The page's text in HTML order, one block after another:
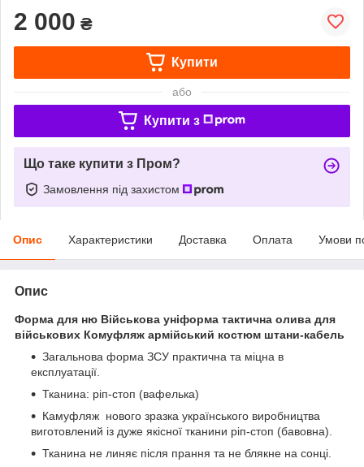
2 000 ₴
Купити
або
Купити з
Що таке купити з Пром?
Замовлення під захистом
Опис Характеристики Доставка Оплата Умови
Опис
Форма для ню Військова уніформа тактична олива для
військових Комуфляж армійський костюм штани-кабель
Загальнова форма ЗСУ практична та міцна в
експлуатації.
Тканина: ріп-стоп (вафелька)
Камуфляж нового зразка українського виробництва
виготовлений із дуже якісної тканини ріп-стоп (бавовна).
Тканина не линяє після прання та не блякне на сонці.